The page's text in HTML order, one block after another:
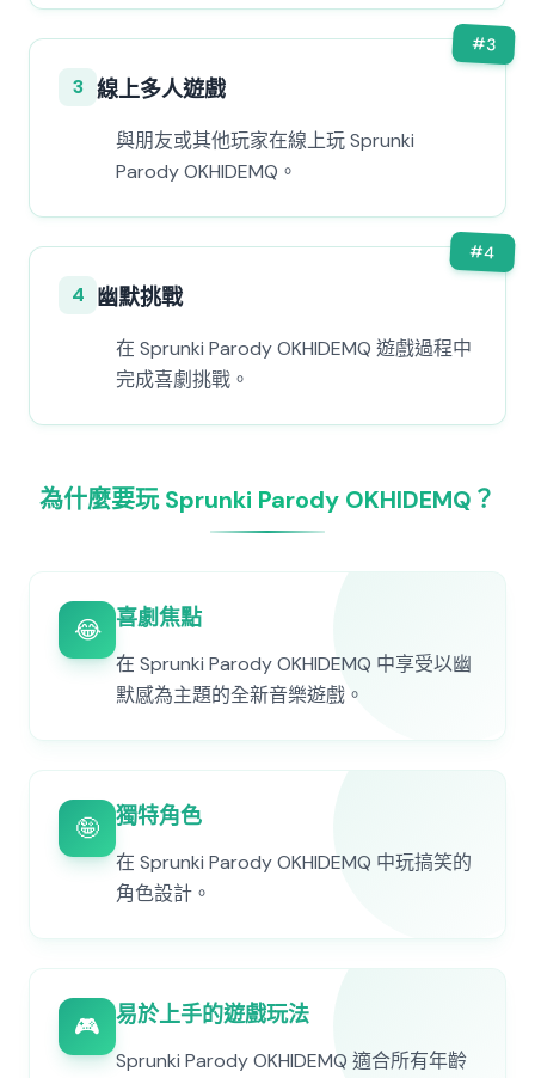
#3
3 線上多人遊戲
與朋友或其他玩家在線上玩 Sprunki
Parody OKHIDEMQ。
#4
4 幽默挑戰
在 Sprunki Parody OKHIDEMQ 遊戲過程中
完成喜劇挑戰。
為什麼要玩 Sprunki Parody OKHIDEMQ？
😂 喜劇焦點
在 Sprunki Parody OKHIDEMQ 中享受以幽
默感為主題的全新音樂遊戲。
🤪 獨特角色
在 Sprunki Parody OKHIDEMQ 中玩搞笑的
角色設計。
🎮 易於上手的遊戲玩法
Sprunki Parody OKHIDEMQ 適合所有年齡